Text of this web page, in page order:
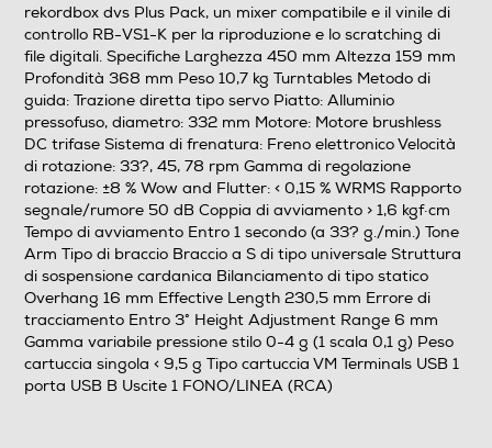
VM
Ingresso cuffie
Telecomando
Altre caratteristiche
Overhang 16 mm Effective Length 230,5 mm Errore di
tracciamento Entro 3° Height Adjustment Range 6 mm
Gamma variabile pressione stilo 0-4 g (1 scala 0,1 g)
Peso cartuccia singola < 9,5 g Tipo cartuccia VM
rekordbox dvs Plus Pack, un mixer compatibile e il vinile di
controllo RB-VS1-K per la riproduzione e lo scratching di
file digitali. Specifiche Larghezza 450 mm Altezza 159 mm
Profondità 368 mm Peso 10,7 kg Turntables Metodo di
guida: Trazione diretta tipo servo Piatto: Alluminio
pressofuso, diametro: 332 mm Motore: Motore brushless
DC trifase Sistema di frenatura: Freno elettronico Velocità
di rotazione: 33?, 45, 78 rpm Gamma di regolazione
rotazione: ±8 % Wow and Flutter: < 0,15 % WRMS Rapporto
segnale/rumore 50 dB Coppia di avviamento > 1,6 kgf·cm
Tempo di avviamento Entro 1 secondo (a 33? g./min.) Tone
Arm Tipo di braccio Braccio a S di tipo universale Struttura
di sospensione cardanica Bilanciamento di tipo statico
Overhang 16 mm Effective Length 230,5 mm Errore di
tracciamento Entro 3° Height Adjustment Range 6 mm
Gamma variabile pressione stilo 0-4 g (1 scala 0,1 g) Peso
cartuccia singola < 9,5 g Tipo cartuccia VM Terminals USB 1
porta USB B Uscite 1 FONO/LINEA (RCA)